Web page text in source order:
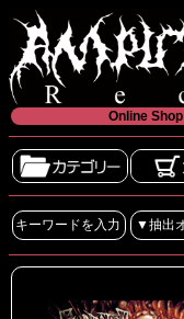
Online Shop